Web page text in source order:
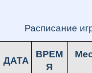
Расписание
ДАТА
ВРЕМ
Я